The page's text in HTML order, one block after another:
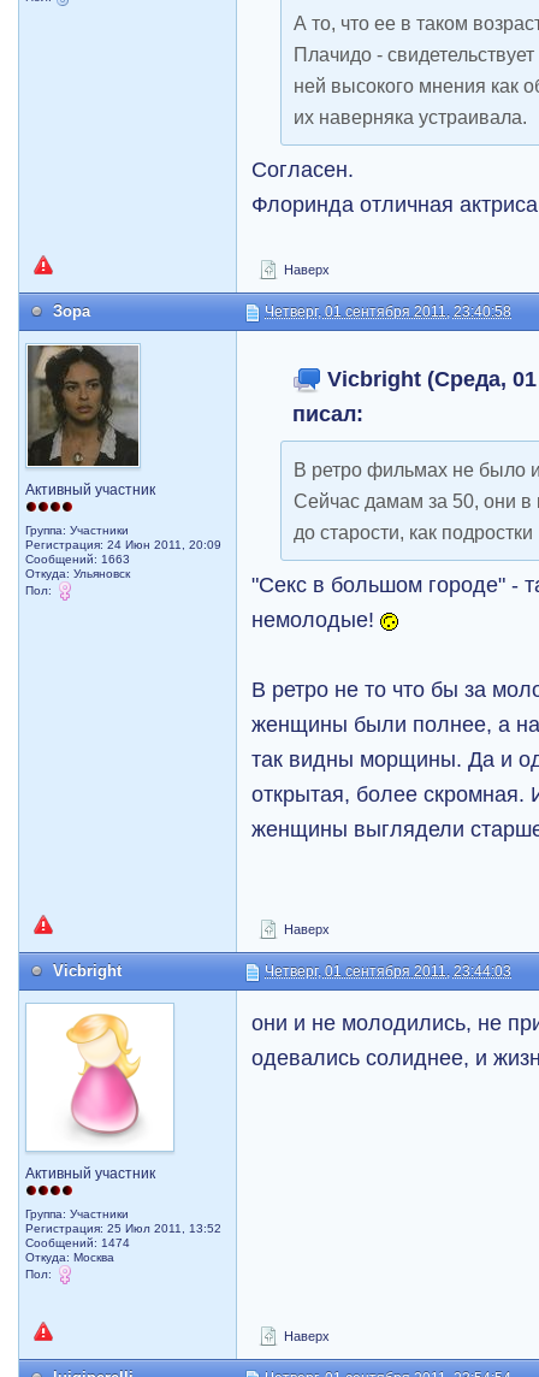
А то, что ее в таком
Плачидо -
ней высокого мнения как
их наверняка устраивала.
Согласен.
Флоринда отличная
Наверх
Зора Четверг, 01 сентября 2011, 23:40:58
Активный участник
Группа: Участники
Регистрация: 24 Июн 2011, 20:09
Сообщений: 1663
Откуда: Ульяновск
Пол:
Vicbright (Среда,
писал:
В ретро фильмах не было
Сейчас дамам за 50, они в
до старости, как подростки
"Секс в большом городе" -
немолодые!
В ретро не то что бы за
женщины были полнее, а
так видны морщины. Да и
открытая, более
женщины выглядели
Наверх
Vicbright Четверг, 01 сентября 2011, 23:44:03
Активный участник
Группа: Участники
Регистрация: 25 Июл 2011, 13:52
Сообщений: 1474
Откуда: Москва
Пол:
они и не молодились, не
одевались солиднее, и
Наверх